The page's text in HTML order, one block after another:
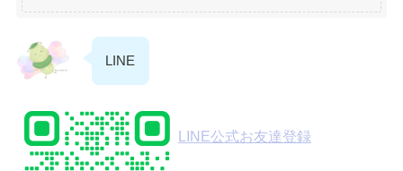
LINE
LINE公式お友達登録